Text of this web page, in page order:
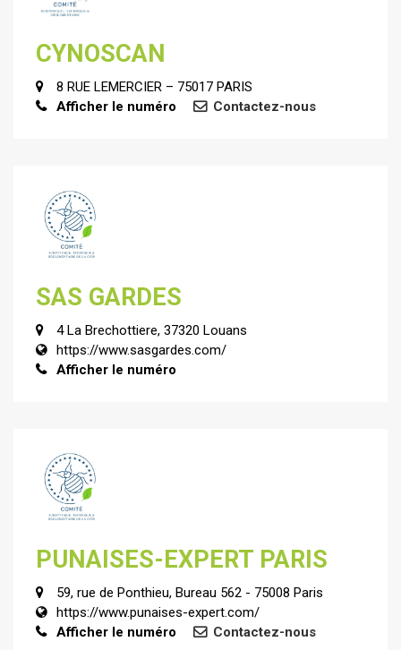
CYNOSCAN
8 RUE LEMERCIER – 75017 PARIS
Afficher le numéro
Contactez-nous
SAS GARDES
4 La Brechottiere, 37320 Louans
https://www.sasgardes.com/
Afficher le numéro
PUNAISES-EXPERT PARIS
59, rue de Ponthieu, Bureau 562 - 75008 Paris
https://www.punaises-expert.com/
Afficher le numéro
Contactez-nous